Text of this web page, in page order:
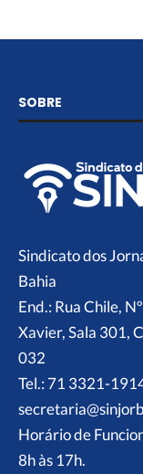
SOBRE
Sindicato dos
Bahia
End.: Rua Chile,
Xavier, Sala 301,
032
Tel.: 71 3321-
Horário de
8h às 17h.